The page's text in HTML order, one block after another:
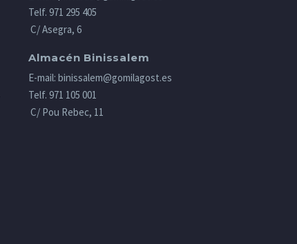
Telf. 971 295 405
C/ Asegra, 6
Almacén Binissalem
E-mail: binissalem@gomilagost.es
Telf. 971 105 001
C/ Pou Rebec, 11